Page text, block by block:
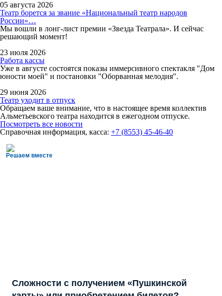
05 августа 2026
Театр борется за звание «Национальный театр народов
России»…
Мы вошли в лонг-лист премии «Звезда Театрала». И сейчас
решающий момент!
23 июля 2026
Работа кассы
Уже в августе состоятся показы иммерсивного спектакля "Дом
юности моей" и постановки "Оборванная мелодия".
29 июня 2026
Театр уходит в отпуск
Обращаем ваше внимание, что в настоящее время коллектив
Альметьевского театра находится в ежегодном отпуске.
Посмотреть все новости
Справочная информация, касса: +7 (8553) 45-46-40
Решаем вместе
Сложности с получением «Пушкинской